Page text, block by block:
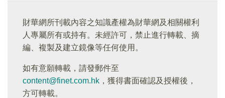
財華網所刊載內容之知識產權為財華網及相關權利
人專屬所有或持有。未經許可，禁止進行轉載、摘
編、複製及建立鏡像等任何使用。
如有意願轉載，請發郵件至
content@finet.com.hk ，獲得書面確認及授權後，
方可轉載。